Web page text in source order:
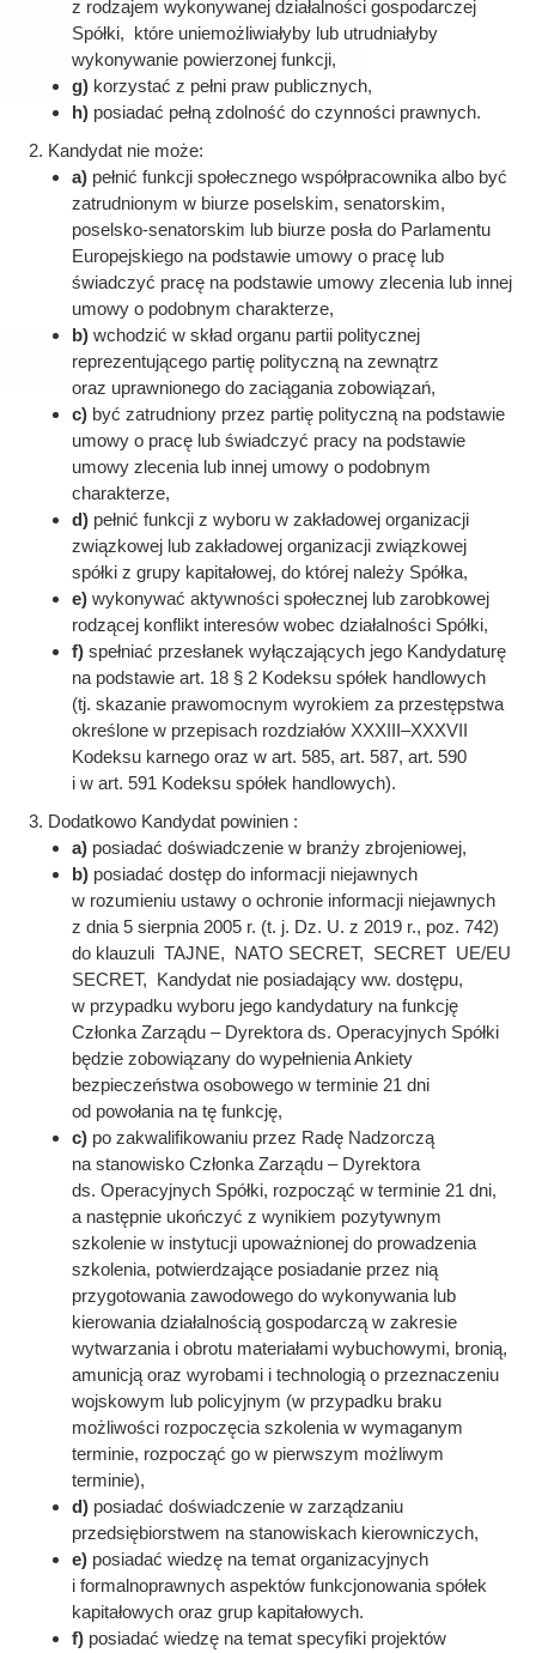
z rodzajem wykonywanej działalności gospodarczej
Spółki, które uniemożliwiałyby lub utrudniałyby
wykonywanie powierzonej funkcji,
g) korzystać z pełni praw publicznych,
h) posiadać pełną zdolność do czynności prawnych.
Kandydat nie może:
a) pełnić funkcji społecznego współpracownika albo być
zatrudnionym w biurze poselskim, senatorskim,
poselsko-senatorskim lub biurze posła do Parlamentu
Europejskiego na podstawie umowy o pracę lub
świadczyć pracę na podstawie umowy zlecenia lub innej
umowy o podobnym charakterze,
b) wchodzić w skład organu partii politycznej
reprezentującego partię polityczną na zewnątrz
oraz uprawnionego do zaciągania zobowiązań,
c) być zatrudniony przez partię polityczną na podstawie
umowy o pracę lub świadczyć pracy na podstawie
umowy zlecenia lub innej umowy o podobnym
charakterze,
d) pełnić funkcji z wyboru w zakładowej organizacji
związkowej lub zakładowej organizacji związkowej
spółki z grupy kapitałowej, do której należy Spółka,
e) wykonywać aktywności społecznej lub zarobkowej
rodzącej konflikt interesów wobec działalności Spółki,
f) spełniać przesłanek wyłączających jego Kandydaturę
na podstawie art. 18 § 2 Kodeksu spółek handlowych
(tj. skazanie prawomocnym wyrokiem za przestępstwa
określone w przepisach rozdziałów XXXIII–XXXVII
Kodeksu karnego oraz w art. 585, art. 587, art. 590
i w art. 591 Kodeksu spółek handlowych).
Dodatkowo Kandydat powinien :
a) posiadać doświadczenie w branży zbrojeniowej,
b) posiadać dostęp do informacji niejawnych
w rozumieniu ustawy o ochronie informacji niejawnych
z dnia 5 sierpnia 2005 r. (t. j. Dz. U. z 2019 r., poz. 742)
do klauzuli TAJNE, NATO SECRET, SECRET UE/EU
SECRET, Kandydat nie posiadający ww. dostępu,
w przypadku wyboru jego kandydatury na funkcję
Członka Zarządu – Dyrektora ds. Operacyjnych Spółki
będzie zobowiązany do wypełnienia Ankiety
bezpieczeństwa osobowego w terminie 21 dni
od powołania na tę funkcję,
c) po zakwalifikowaniu przez Radę Nadzorczą
na stanowisko Członka Zarządu – Dyrektora
ds. Operacyjnych Spółki, rozpocząć w terminie 21 dni,
a następnie ukończyć z wynikiem pozytywnym
szkolenie w instytucji upoważnionej do prowadzenia
szkolenia, potwierdzające posiadanie przez nią
przygotowania zawodowego do wykonywania lub
kierowania działalnością gospodarczą w zakresie
wytwarzania i obrotu materiałami wybuchowymi, bronią,
amunicją oraz wyrobami i technologią o przeznaczeniu
wojskowym lub policyjnym (w przypadku braku
możliwości rozpoczęcia szkolenia w wymaganym
terminie, rozpocząć go w pierwszym możliwym
terminie),
d) posiadać doświadczenie w zarządzaniu
przedsiębiorstwem na stanowiskach kierowniczych,
e) posiadać wiedzę na temat organizacyjnych
i formalnoprawnych aspektów funkcjonowania spółek
kapitałowych oraz grup kapitałowych.
f) posiadać wiedzę na temat specyfiki projektów